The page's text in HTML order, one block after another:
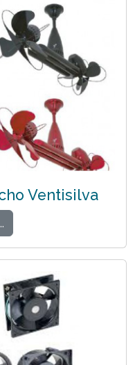
Ventisilva